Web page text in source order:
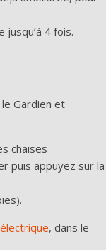
4 fois.
Gardien et
chaises
puis appuyez sur la
électrique, dans le